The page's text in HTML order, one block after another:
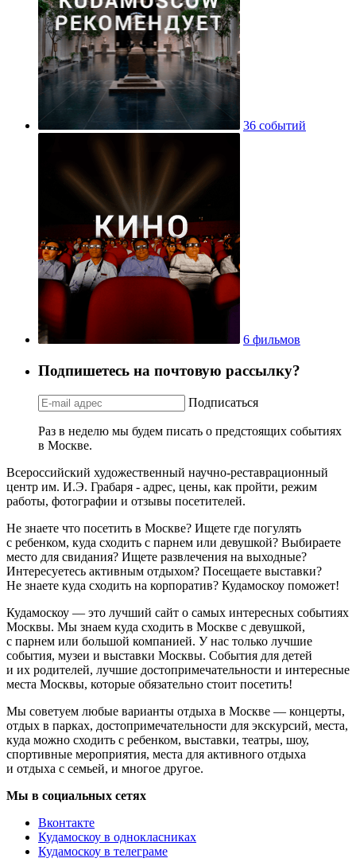
36 событий
6 фильмов
Подпишетесь на почтовую рассылку?
Подписаться
Раз в неделю мы будем писать о предстоящих событиях
в Москве.
Всероссийский художественный научно-реставрационный
центр им. И.Э. Грабаря - адрес, цены, как пройти, режим
работы, фотографии и отзывы посетителей.
Не знаете что посетить в Москве? Ищете где погулять
с ребенком, куда сходить с парнем или девушкой? Выбираете
место для свидания? Ищете развлечения на выходные?
Интересуетесь активным отдыхом? Посещаете выставки?
Не знаете куда сходить на корпоратив? Кудамоскоу поможет!
Кудамоскоу — это лучший сайт о самых интересных событиях
Москвы. Мы знаем куда сходить в Москве с девушкой,
с парнем или большой компанией. У нас только лучшие
события, музеи и выставки Москвы. События для детей
и их родителей, лучшие достопримечательности и интересные
места Москвы, которые обязательно стоит посетить!
Мы советуем любые варианты отдыха в Москве — концерты,
отдых в парках, достопримечательности для экскурсий, места,
куда можно сходить с ребенком, выставки, театры, шоу,
спортивные мероприятия, места для активного отдыха
и отдыха с семьей, и многое другое.
Мы в социальных сетях
Вконтакте
Кудамоскоу в однокласниках
Кудамоскоу в телеграме